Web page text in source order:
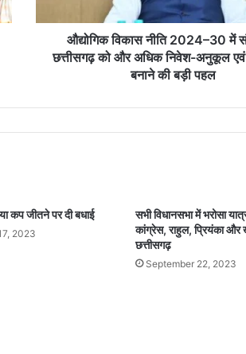
ति
–
न
औद्योगिक विकास नीति 2024–30 में
छत्तीसगढ़ को और अधिक निवेश-अनुकूल एवं
बनाने की बड़ी पहल
कप जीतने पर दी बधाई
2023
सभी विधानसभा में भरोसा
कांग्रेस, राहुल, प्रियंका
छत्तीसगढ़
September 22, 2023